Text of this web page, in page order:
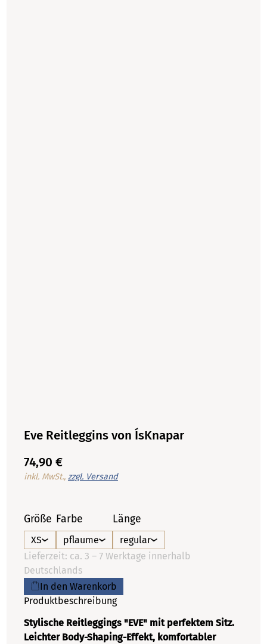
Eve Reitleggins von ÍsKnapar
74,90 €
inkl. MwSt., zzgl. Versand
Größe
XS
Farbe
pflaume
Länge
regular
Lieferzeit: ca. 3 – 7 Werktage innerhalb
Deutschlands
In den Warenkorb
Produktbeschreibung
Stylische Reitleggings "EVE" mit perfektem Sitz.
Leichter Body-Shaping-Effekt, komfortabler